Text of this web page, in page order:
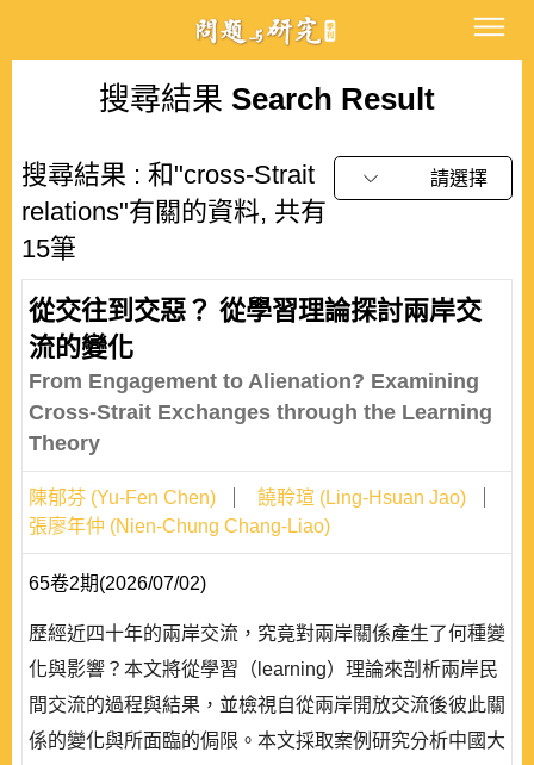
搜尋結果 Search Result
搜尋結果 : 和"cross-Strait
relations"有關的資料, 共有
15筆
請選擇
從交往到交惡？ 從學習理論探討兩岸交
流的變化
From Engagement to Alienation? Examining
Cross-Strait Exchanges through the Learning
Theory
陳郁芬 (Yu-Fen Chen)
饒聆瑄 (Ling-Hsuan Jao)
張廖年仲 (Nien-Chung Chang-Liao)
65卷2期(2026/07/02)
歷經近四十年的兩岸交流，究竟對兩岸關係產生了何種變
化與影響？本文將從學習（learning）理論來剖析兩岸民
間交流的過程與結果，並檢視自從兩岸開放交流後彼此關
係的變化與所面臨的侷限。本文採取案例研究分析中國大